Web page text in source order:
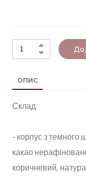
ОПИС
Склад:
- корпус з темного
какао
коричневий,